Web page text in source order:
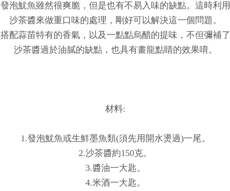
發泡魷魚雖然很爽脆，但是也有不易入味的缺點。這時利用
沙茶醬來做重口味的處理，剛好可以解決這一個問題。
搭配蒜苗特有的香氣，以及一點點烏醋的提味，不但彌補了
沙茶醬過於油膩的缺點，也具有畫龍點睛的效果唷。
材料:
1.發泡魷魚或生鮮墨魚類(須先用開水燙過)一尾。
2.沙茶醬約150克。
3.醬油一大匙。
4.米酒一大匙。